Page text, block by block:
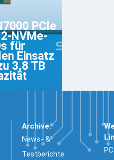
PCIe
NVMe-
für
Einsatz
3,8 TB
Archive:
News- &
Testberichte